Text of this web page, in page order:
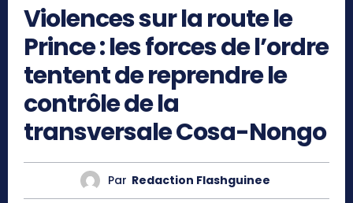
Violences sur la route le
Prince : les forces de l’ordre
tentent de reprendre le
contrôle de la
transversale Cosa-Nongo
Par Redaction Flashguinee